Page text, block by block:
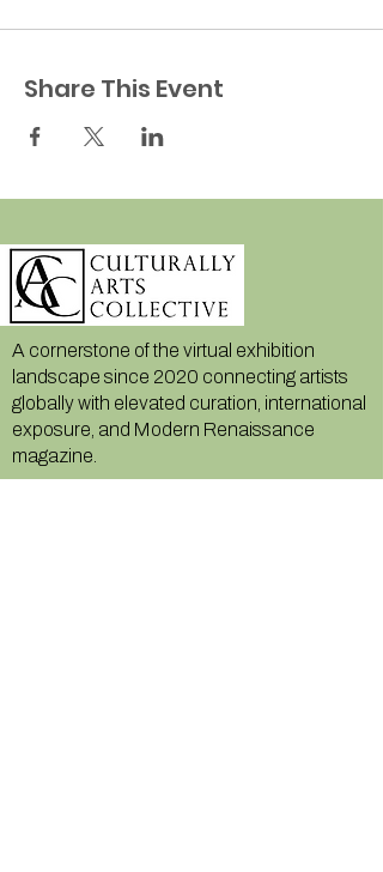
Share This Event
A cornerstone of the virtual exhibition
landscape since 2020 connecting artists
globally with elevated curation, international
exposure, and Modern Renaissance
magazine.